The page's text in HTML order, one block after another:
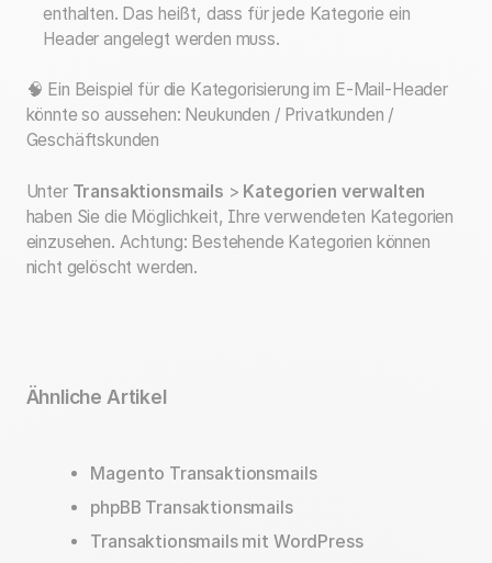
enthalten. Das heißt, dass für jede Kategorie ein
Header angelegt werden muss.
🧠 Ein Beispiel für die Kategorisierung im E-Mail-Header
könnte so aussehen: Neukunden / Privatkunden /
Geschäftskunden
Unter Transaktionsmails > Kategorien verwalten
haben Sie die Möglichkeit, Ihre verwendeten Kategorien
einzusehen. Achtung: Bestehende Kategorien können
nicht gelöscht werden.
Ähnliche Artikel
Magento Transaktionsmails
phpBB Transaktionsmails
Transaktionsmails mit WordPress